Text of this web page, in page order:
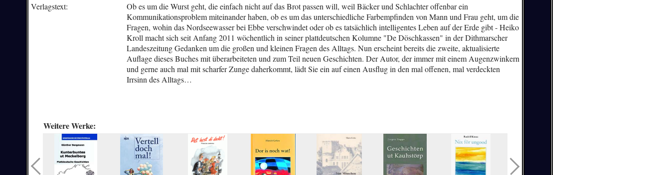
Verlagstext:
Ob es um die Wurst geht, die einfach nicht auf das Brot passen will, weil Bäcker und Schlachter offenbar ein
Kommunikationsproblem miteinander haben, ob es um das unterschiedliche Farbempfinden von Mann und Frau geht, um die
Fragen, wohin das Nordseewasser bei Ebbe verschwindet oder ob es tatsächlich intelligentes Leben auf der Erde gibt - Heiko
Kroll macht sich seit Anfang 2011 wöchentlich in seiner plattdeutschen Kolumne "De Döschkassen" in der Dithmarscher
Landeszeitung Gedanken um die großen und kleinen Fragen des Alltags. Nun erscheint bereits die zweite, aktualisierte
Auflage dieses Buches mit überarbeiteten und zum Teil neuen Geschichten. Der Autor, der immer mit einem Augenzwinkern
und gerne auch mal mit scharfer Zunge daherkommt, lädt Sie ein auf einen Ausflug in den mal offenen, mal verdeckten
Irrsinn des Alltags…
Weitere Werke: